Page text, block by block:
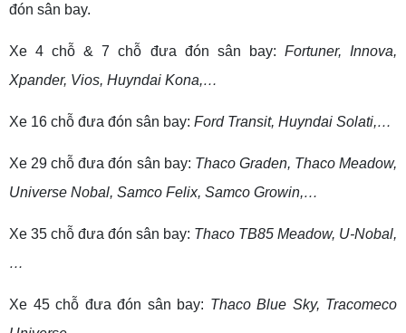
đón sân bay.
Xe 4 chỗ & 7 chỗ đưa đón sân bay: Fortuner, Innova,
Xpander, Vios, Huyndai Kona,…
Xe 16 chỗ đưa đón sân bay: Ford Transit, Huyndai Solati,…
Xe 29 chỗ đưa đón sân bay: Thaco Graden, Thaco Meadow,
Universe Nobal, Samco Felix, Samco Growin,…
Xe 35 chỗ đưa đón sân bay: Thaco TB85 Meadow, U-Nobal,
…
Xe 45 chỗ đưa đón sân bay: Thaco Blue Sky, Tracomeco